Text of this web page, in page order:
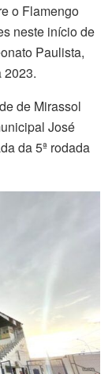
o Flamengo
neste início de
Paulista,
2023.
de Mirassol
José
da 5ª rodada